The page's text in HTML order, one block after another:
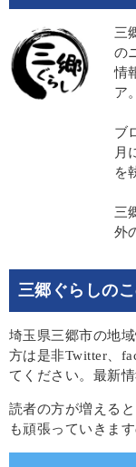
三
の
情
ア。
ブ
月
を
三
外
三郷ぐらしの
埼玉県三郷市の地
方は是非Twitter、
てください。最新
読者の方が増える
も頑張っていきま